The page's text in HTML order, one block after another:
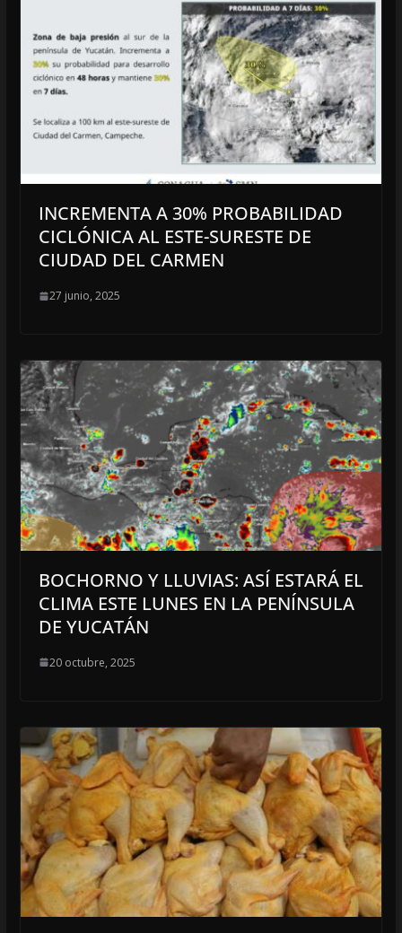
INCREMENTA A 30% PROBABILIDAD
CICLÓNICA AL ESTE-SURESTE DE
CIUDAD DEL CARMEN
27 junio, 2025
BOCHORNO Y LLUVIAS: ASÍ ESTARÁ EL
CLIMA ESTE LUNES EN LA PENÍNSULA
DE YUCATÁN
20 octubre, 2025